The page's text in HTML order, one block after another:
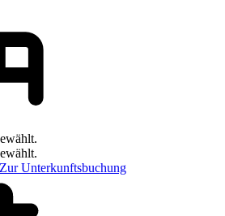
Zur Unterkunftsbuchung